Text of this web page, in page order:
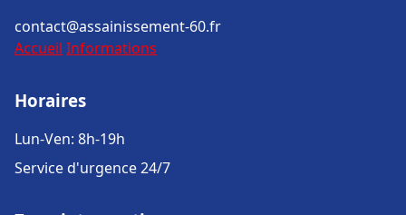
contact@assainissement-60.fr
Accueil Informations
Horaires
Lun-Ven: 8h-19h
Service d'urgence 24/7